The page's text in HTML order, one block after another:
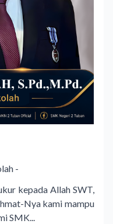
-
kepada Allah SWT,
Nya kami mampu
SMK...